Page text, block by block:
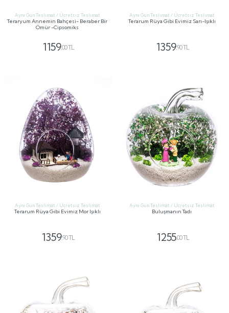
Aynı Gün Teslimat / Ücretsiz Teslimat
Teraryum Annemin Bahçesi- Beraber Bir
Ömür -Cipsomiks
1159,00 TL
Aynı Gün Teslimat / Ücretsiz Teslimat
Terarum Rüya Gibi Evimiz Sarı-Işıklı
1359,90 TL
Aynı Gün Teslimat / Ücretsiz Teslimat
Terarum Rüya Gibi Evimiz Mor Işıklı
1359,90 TL
Aynı Gün Teslimat / Ücretsiz Teslimat
Buluşmanın Tadı
1255,00 TL